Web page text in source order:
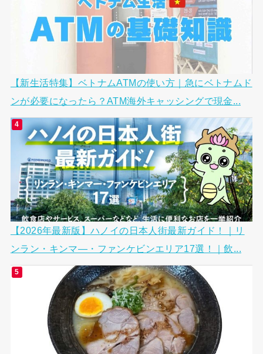
【新生活特集】ベトナムATMの使い方｜急にベトナムド
ンが必要になったら？ATM海外キャッシングで現金...
【2026年最新版】ハノイの日本人街最新ガイド！｜リ
ンラン・キンマ―・ファンケビンエリア17選！｜飲...